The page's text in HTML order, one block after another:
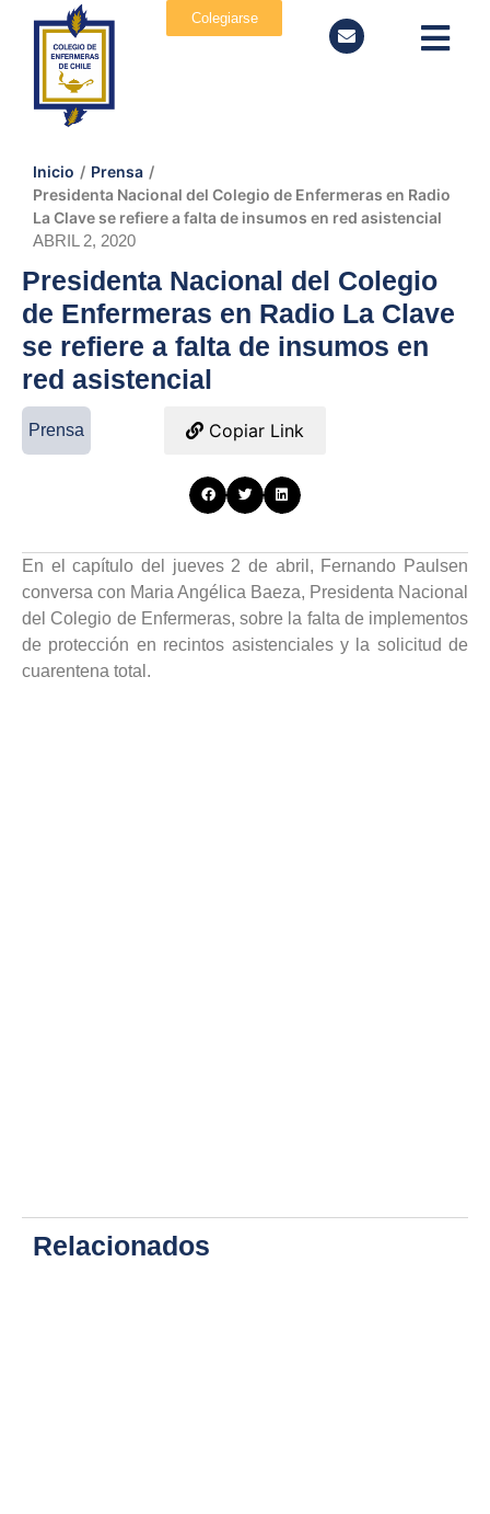
Colegiarse
Inicio / Prensa /
Presidenta Nacional del Colegio de Enfermeras en Radio
La Clave se refiere a falta de insumos en red asistencial
ABRIL 2, 2020
Presidenta Nacional del Colegio
de Enfermeras en Radio La Clave
se refiere a falta de insumos en
red asistencial
Prensa Copiar Link
En el capítulo del jueves 2 de abril, Fernando Paulsen
conversa con Maria Angélica Baeza, Presidenta Nacional
del Colegio de Enfermeras, sobre la falta de implementos
de protección en recintos asistenciales y la solicitud de
cuarentena total.
Relacionados